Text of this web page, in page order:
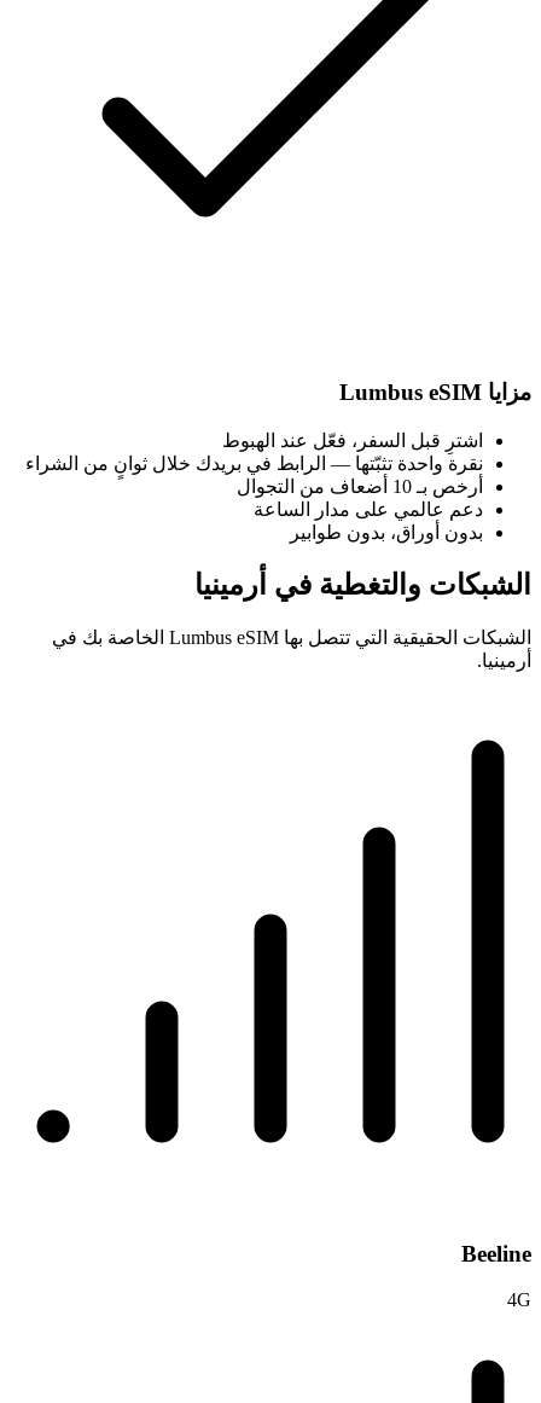
مزايا Lumbus eSIM
اشترِ قبل السفر، فعّل عند الهبوط
نقرة واحدة تثبّتها — الرابط في بريدك خلال ثوانٍ من الشراء
أرخص بـ 10 أضعاف من التجوال
دعم عالمي على مدار الساعة
بدون أوراق، بدون طوابير
الشبكات والتغطية في أرمينيا
الشبكات الحقيقية التي تتصل بها Lumbus eSIM الخاصة بك في
أرمينيا.
Beeline
4G